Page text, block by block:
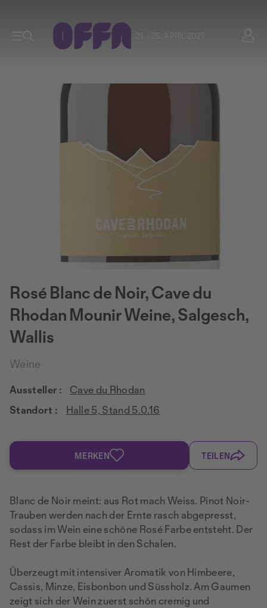
Rosé Blanc de Noir, Cave du
Rhodan Mounir Weine, Salgesch,
Wallis
Weine
Aussteller :
Cave du Rhodan
Standort :
Halle 5, Stand 5.0.16
MERKEN TEILEN
Blanc de Noir meint: aus Rot mach Weiss. Pinot Noir-
Trauben werden nach der Ernte rasch abgepresst,
sodass im Wein eine schöne Rosé Farbe entsteht. Der
Rest der Farbe bleibt in den Schalen.
Überzeugt mit intensiver Aromatik von Himbeere,
Cassis, Minze, Eisbonbon und Süssholz. Am Gaumen
zeigt sich der Wein zuerst schön cremig und